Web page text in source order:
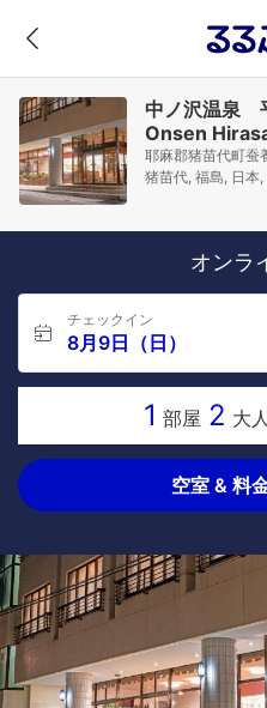
中ノ沢温泉
Onsen
耶麻郡猪苗代町蚕
猪苗代, 福島, 日
オンラ
チェックイン
8月9日（日）
1 部屋 2 大
空室 & 料